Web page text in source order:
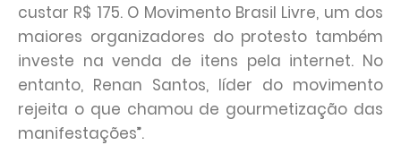
custar R$ 175. O Movimento Brasil Livre, um dos
maiores organizadores do protesto também
investe na venda de itens pela internet. No
entanto, Renan Santos, líder do movimento
rejeita o que chamou de gourmetização das
manifestações”.